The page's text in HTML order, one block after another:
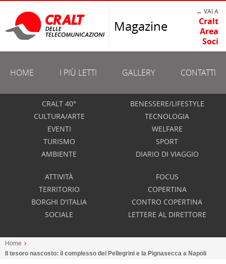
Magazine
← VAI A
Cralt
Area
Soci
HOME I PIÙ LETTI GALLERY CONTATTI
CRALT 40°
CULTURA/ARTE
EVENTI
TURISMO
AMBIENTE
BENESSERE/LIFESTYLE
TECNOLOGIA
WELFARE
SPORT
DIARIO DI VIAGGIO
ATTIVITÀ
TERRITORIO
BORGHI D'ITALIA
SOCIALE
FOCUS
COPERTINA
CONTRO COPERTINA
LETTERE AL DIRETTORE
Home
Il tesoro nascosto: il complesso dei Pellegrini e la Pignasecca a Napoli